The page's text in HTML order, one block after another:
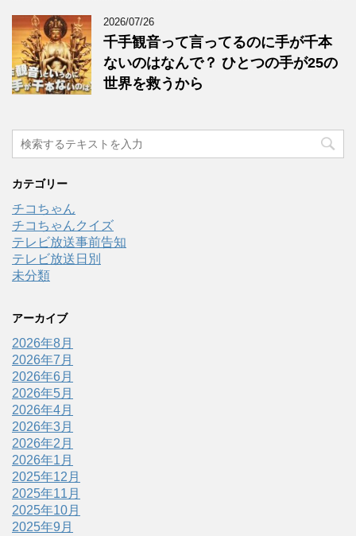
2026/07/26
千手観音って言ってるのに手が千本
ないのはなんで？ ひとつの手が25の
世界を救うから
カテゴリー
チコちゃん
チコちゃんクイズ
テレビ放送事前告知
テレビ放送日別
未分類
アーカイブ
2026年8月
2026年7月
2026年6月
2026年5月
2026年4月
2026年3月
2026年2月
2026年1月
2025年12月
2025年11月
2025年10月
2025年9月